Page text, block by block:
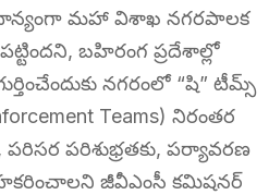
మహా విశాఖ నగరపాలక
బహిరంగ ప్రదేశాల్లో
నగరంలో “షి” టీమ్స్
Teams) నిరంతర
పరిశుభ్రతకు, పర్యావరణ
జీవీఎంసీ కమిషనర్